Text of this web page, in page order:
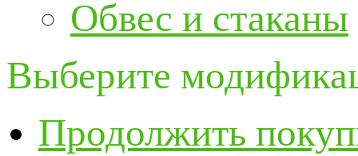
Обвес и стаканы
Выберите
Продолжить